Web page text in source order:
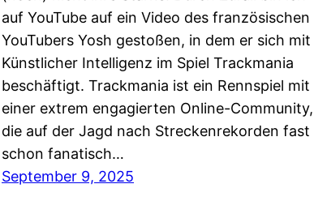
auf YouTube auf ein Video des französischen
YouTubers Yosh gestoßen, in dem er sich mit
Künstlicher Intelligenz im Spiel Trackmania
beschäftigt. Trackmania ist ein Rennspiel mit
einer extrem engagierten Online-Community,
die auf der Jagd nach Streckenrekorden fast
schon fanatisch…
September 9, 2025